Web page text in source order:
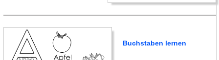
Buchstaben lernen